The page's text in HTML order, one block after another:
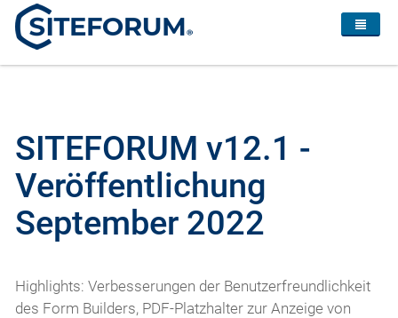
SITEFORUM v12.1 -
Veröffentlichung
September 2022
Highlights: Verbesserungen der Benutzerfreundlichkeit
des Form Builders, PDF-Platzhalter zur Anzeige von